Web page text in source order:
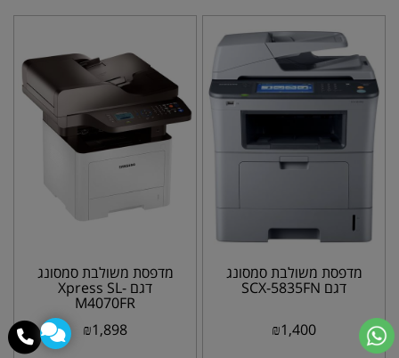
מדפסת משולבת סמסונג
דגם SCX-5835FN
₪1,400
מדפסת משולבת סמסונג
דגם Xpress SL-
M4070FR
₪1,898